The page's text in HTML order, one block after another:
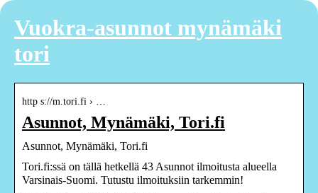
Vuokra-asunnot mynämäki
tori
http s://m.tori.fi › …
Asunnot, Mynämäki, Tori.fi
Asunnot, Mynämäki, Tori.fi
Tori.fi:ssä on tällä hetkellä 43 Asunnot ilmoitusta alueella
Varsinais-Suomi. Tutustu ilmoituksiin tarkemmin!